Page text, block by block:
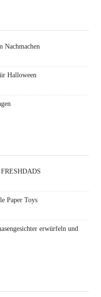
Nachmachen
Halloween
Paper Toys
erwürfeln und